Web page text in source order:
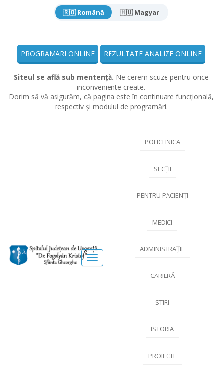
🇷🇴 Română 🇭🇺 Magyar
PROGRAMARI ONLINE REZULTATE ANALIZE ONLINE
Siteul se află sub mentență. Ne cerem scuze pentru orice
inconveniente create.
Dorim să vă asigurăm, că pagina este în continuare funcțională,
respectiv și modulul de programări.
Meniu
POLICLINICA
SECȚII
PENTRU PACIENȚI
MEDICI
ADMINISTRAȚIE
CARIERĂ
STIRI
ISTORIA
PROIECTE